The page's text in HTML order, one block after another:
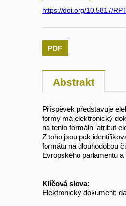
https://doi.org/10.5817/
PDF
Abstrakt
Příspěvek představuje
formy má elektronický
na tento formální atribut
Z toho jsou pak
formátu na dlouhodobou
Evropského parlamentu
Klíčová slova:
Elektronický dokument;